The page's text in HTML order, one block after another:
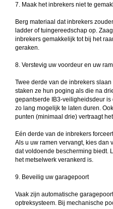
7. Maak het inbrekers niet te
Berg materiaal dat inbrekers
ladder of tuingereedschap op.
inbrekers gemakkelijk tot bij het
geraken.
8. Verstevig uw voordeur en uw
Twee derde van de inbrekers
staken ze hun poging als die na
gepantserde IB3-veiligheidsdeur
zo lang mogelijk te laten duren.
punten (minimaal drie) vertraagt
Eén derde van de inbrekers
Als u uw ramen vervangt, kies dan
dat voldoende bescherming biedt.
het metselwerk verankerd is.
9. Beveilig uw garagepoort
Vaak zijn automatische
optreksysteem. Bij mechanische